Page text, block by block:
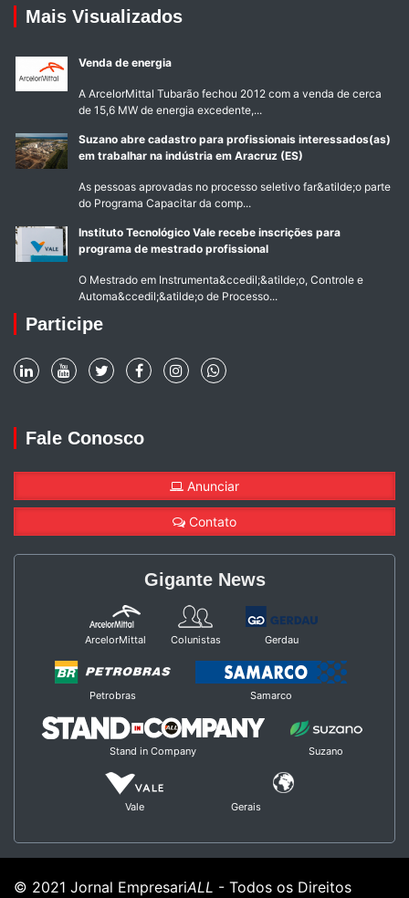
Mais Visualizados
Venda de energia
A ArcelorMittal Tubarão fechou 2012 com a venda de cerca
de 15,6 MW de energia excedente,...
Suzano abre cadastro para profissionais interessados(as)
em trabalhar na indústria em Aracruz (ES)
As pessoas aprovadas no processo seletivo far&atilde;o parte
do Programa Capacitar da comp...
Instituto Tecnológico Vale recebe inscrições para
programa de mestrado profissional
O Mestrado em Instrumenta&ccedil;&atilde;o, Controle e
Automa&ccedil;&atilde;o de Processo...
Participe
Fale Conosco
Anunciar
Contato
Gigante News
ArcelorMittal Colunistas Gerdau
Petrobras Samarco
Stand in Company Suzano
Vale Gerais
© 2021 Jornal EmpresariALL - Todos os Direitos